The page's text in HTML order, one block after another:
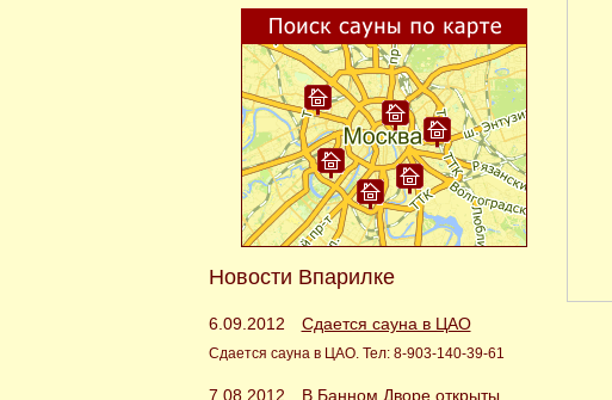
Новости Впарилке
6.09.2012 Сдается сауна в ЦАО
Сдается сауна в ЦАО. Тел: 8-903-140-39-61
7.08.2012 В Банном Дворе открыты